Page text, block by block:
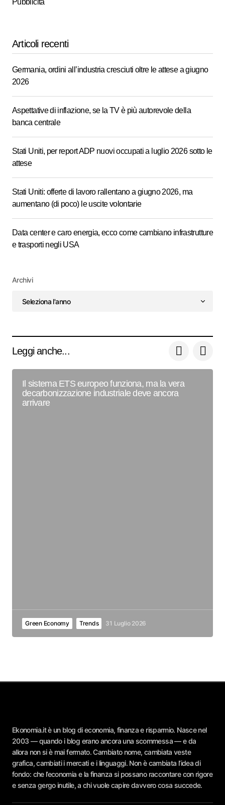
Pubblicità
Articoli recenti
Germania, ordini all’industria cresciuti oltre le attese a giugno
2026
Aspettative di inflazione, se la TV è più autorevole della
banca centrale
Stati Uniti, per report ADP nuovi occupati a luglio 2026 sotto le
attese
Stati Uniti: offerte di lavoro rallentano a giugno 2026, ma
aumentano (di poco) le uscite volontarie
Data center e caro energia, ecco come cambiano infrastrutture
e trasporti negli USA
Archivi
Leggi anche...
Il sistema ETS europeo funziona, ma la vera
decarbonizzazione industriale deve ancora
arrivare
Green Economy Trends 31 Luglio 2026
Ekonomia.it è un blog di economia, finanza e risparmio. Nasce nel
2003 — quando i blog erano ancora una scommessa — e da
allora non si è mai fermato. Cambiato nome, cambiata veste
grafica, cambiati i mercati e i linguaggi. Non è cambiata l’idea di
fondo: che l’economia e la finanza si possano raccontare con rigore
e senza gergo inutile, a chi vuole capire davvero cosa succede.